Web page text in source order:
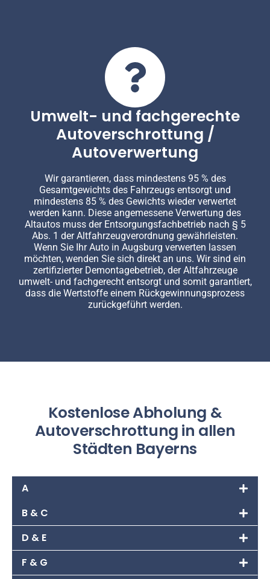
Umwelt- und fachgerechte
Autoverschrottung /
Autoverwertung
Wir garantieren, dass mindestens 95 % des
Gesamtgewichts des Fahrzeugs entsorgt und
mindestens 85 % des Gewichts wieder verwertet
werden kann. Diese angemessene Verwertung des
Altautos muss der Entsorgungsfachbetrieb nach § 5
Abs. 1 der Altfahrzeugverordnung gewährleisten.
Wenn Sie Ihr Auto in Augsburg verwerten lassen
möchten, wenden Sie sich direkt an uns. Wir sind ein
zertifizierter Demontagebetrieb, der Altfahrzeuge
umwelt- und fachgerecht entsorgt und somit garantiert,
dass die Wertstoffe einem Rückgewinnungsprozess
zurückgeführt werden.
Kostenlose Abholung &
Autoverschrottung in allen
Städten Bayerns
A
B & C
D & E
F & G